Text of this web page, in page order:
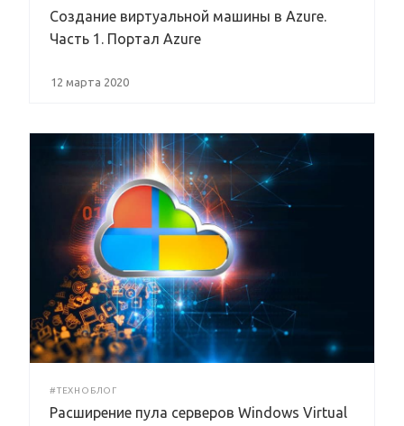
Создание виртуальной машины в Azure.
Часть 1. Портал Azure
12 марта 2020
#ТЕХНОБЛОГ
Расширение пула серверов Windows Virtual